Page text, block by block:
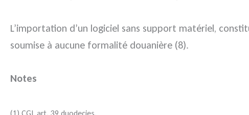
L’importation d’un logiciel sans support matériel,
soumise à aucune formalité douanière (8).
Notes